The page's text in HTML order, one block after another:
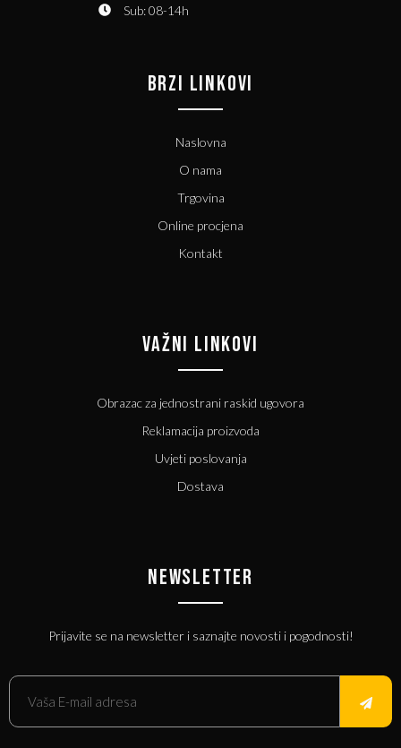
Sub: 08-14h
BRZI LINKOVI
Naslovna
O nama
Trgovina
Online procjena
Kontakt
VAŽNI LINKOVI
Obrazac za jednostrani raskid ugovora
Reklamacija proizvoda
Uvjeti poslovanja
Dostava
NEWSLETTER
Prijavite se na newsletter i saznajte novosti i pogodnosti!